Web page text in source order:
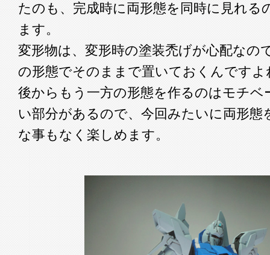
たのも、完成時に両形態を同時に見れる
ます。
変形物は、変形時の塗装禿げが心配なの
の形態でそのままで置いておくんですよ
後からもう一方の形態を作るのはモチベ
い部分があるので、今回みたいに両形態
な事もなく楽しめます。